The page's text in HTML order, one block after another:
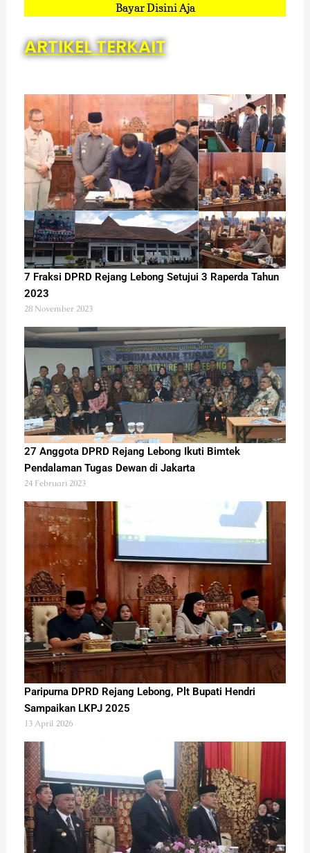
Bayar Disini Aja
ARTIKEL TERKAIT
7 Fraksi DPRD Rejang Lebong Setujui 3 Raperda Tahun
2023
28 November 2023
27 Anggota DPRD Rejang Lebong Ikuti Bimtek
Pendalaman Tugas Dewan di Jakarta
24 Februari 2023
Paripurna DPRD Rejang Lebong, Plt Bupati Hendri
Sampaikan LKPJ 2025
13 April 2026